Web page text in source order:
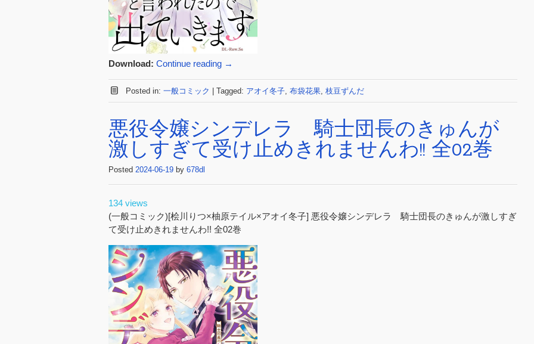
Download: Continue reading →
Posted in: 一般コミック Tagged: アオイ冬子, 布袋花果, 枝豆ずんだ
悪役令嬢シンデレラ 騎士団長のきゅんが
激しすぎて受け止めきれませんわ!! 全02巻
Posted 2024-06-19 by 678dl
134 views
(一般コミック)[桧川りつ×柚原テイル×アオイ冬子] 悪役令嬢シンデレラ 騎士団長のきゅんが激しすぎ
て受け止めきれませんわ!! 全02巻